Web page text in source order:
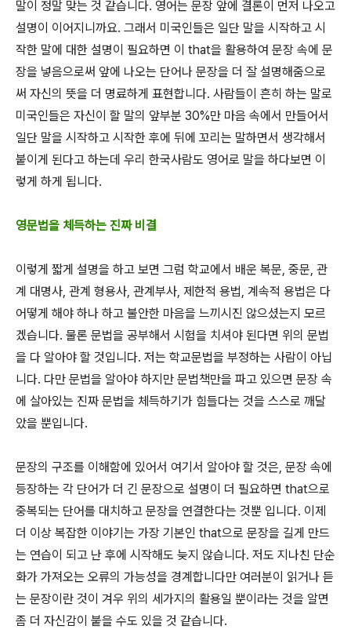
말이 정말 맞는 것 같습니다. 영어는 문장 앞에 결론이 먼저 나오고
설명이 이어지니까요. 그래서 미국인들은 일단 말을 시작하고 시
작한 말에 대한 설명이 필요하면 이 that을 활용하여 문장 속에 문
장을 넣음으로써 앞에 나오는 단어나 문장을 더 잘 설명해줌으로
써 자신의 뜻을 더 명료하게 표현합니다. 사람들이 흔히 하는 말로
미국인들은 자신이 할 말의 앞부분 30%만 마음 속에서 만들어서
일단 말을 시작하고 시작한 후에 뒤에 꼬리는 말하면서 생각해서
붙이게 된다고 하는데 우리 한국사람도 영어로 말을 하다보면 이
렇게 하게 됩니다.
영문법을 체득하는 진짜 비결
이렇게 짧게 설명을 하고 보면 그럼 학교에서 배운 복문, 중문, 관
계 대명사, 관계 형용사, 관계부사, 제한적 용법, 계속적 용법은 다
어떻게 해야 하나 하고 불안한 마음을 느끼시진 않으셨는지 모르
겠습니다. 물론 문법을 공부해서 시험을 치셔야 된다면 위의 문법
을 다 알아야 할 것입니다. 저는 학교문법을 부정하는 사람이 아닙
니다. 다만 문법을 알아야 하지만 문법책만을 파고 있으면 문장 속
에 살아있는 진짜 문법을 체득하기가 힘들다는 것을 스스로 깨달
았을 뿐입니다.
문장의 구조를 이해함에 있어서 여기서 알아야 할 것은, 문장 속에
등장하는 각 단어가 더 긴 문장으로 설명이 더 필요하면 that으로
중복되는 단어를 대치하고 문장을 연결한다는 것뿐 입니다. 이제
더 이상 복잡한 이야기는 가장 기본인 that으로 문장을 길게 만드
는 연습이 되고 난 후에 시작해도 늦지 않습니다. 저도 지나친 단순
화가 가져오는 오류의 가능성을 경계합니다만 여러분이 읽거나 듣
는 문장이란 것이 겨우 위의 세가지의 활용일 뿐이라는 것을 알면
좀 더 자신감이 붙을 수도 있을 것 같습니다.